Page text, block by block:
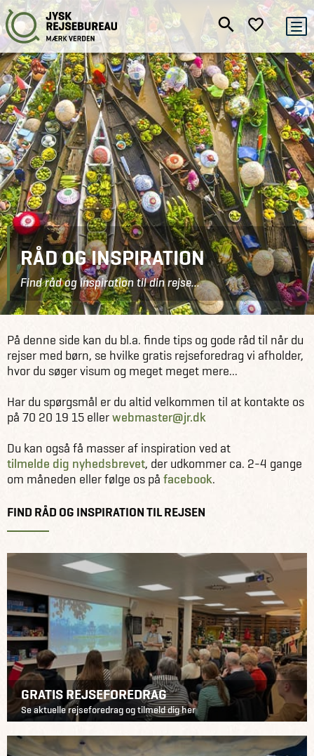
RÅD OG INSPIRATION
Find råd og inspiration til din rejse...
På denne side kan du bl.a. finde tips og gode råd til når du
rejser med børn, se hvilke gratis rejseforedrag vi afholder,
hvor du søger visum og meget meget mere...
Har du spørgsmål er du altid velkommen til at kontakte os
på 70 20 19 15 ellerwebmaster@jr.dk
Du kan også få masser af inspiration ved at
tilmelde dig nyhedsbrevet, der udkommer ca. 2-4 gange
om måneden eller følge os på facebook.
FIND RÅD OG INSPIRATION TIL REJSEN
GRATIS REJSEFOREDRAG
Se aktuelle rejseforedrag og tilmeld dig her